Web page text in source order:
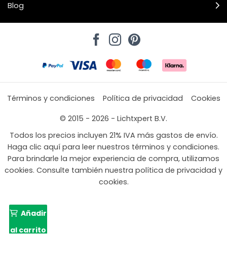
Blog
Términos y condiciones Política de privacidad
Cookies
© 2015 - 2026 - Lichtxpert B.V.
Todos los precios incluyen 21% IVA más gastos de envío.
Haga clic aquí para leer nuestros términos y condiciones.
Para brindarle la mejor experiencia de compra, utilizamos
cookies. Consulte también nuestra política de privacidad y
cookies.
Añadir
al carrito